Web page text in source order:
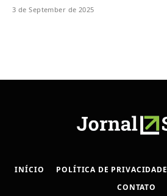
3 de September de 2025
INÍCIO POLÍTICA DE PRIVACIDADE
CONTATO